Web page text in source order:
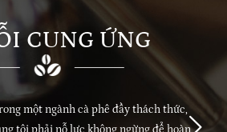
ĐA GIÁ TRỊ
bền vững bắt đầu tại trang trại và kết
sự tham gia của mọi mắc xích trong